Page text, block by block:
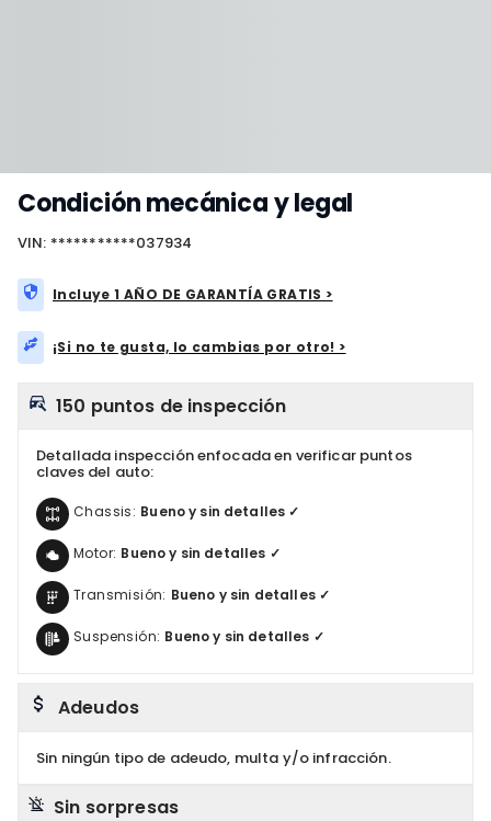
Condición mecánica y legal
VIN: ***********037934
Incluye 1 AÑO DE GARANTÍA GRATIS >
¡Si no te gusta, lo cambias por otro! >
150 puntos de inspección
Detallada inspección enfocada en verificar puntos
claves del auto:
Chassis: Bueno y sin detalles ✓
Motor: Bueno y sin detalles ✓
Transmisión: Bueno y sin detalles ✓
Suspensión: Bueno y sin detalles ✓
Adeudos
Sin ningún tipo de adeudo, multa y/o infracción.
Sin sorpresas